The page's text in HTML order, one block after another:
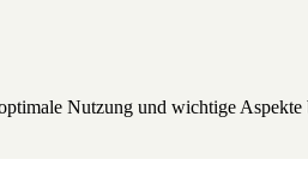
Nutzung und wichtige